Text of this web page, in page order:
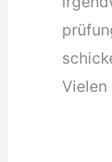
Vielen